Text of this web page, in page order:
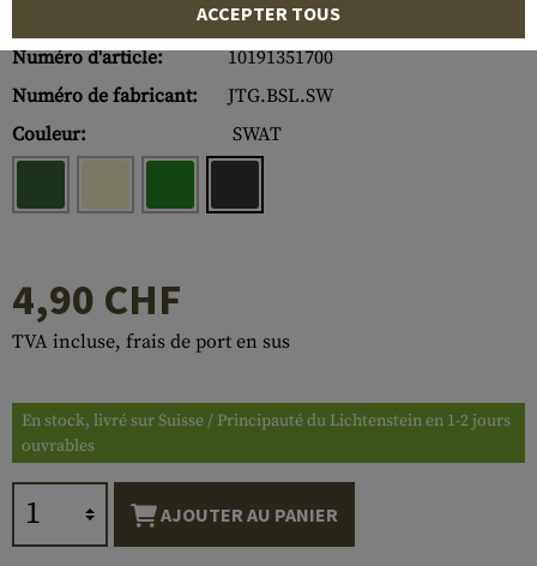
Numéro d'article:
10191351700
Numéro de fabricant:
JTG.BSL.SW
Couleur:
SWAT
4,90 CHF
TVA incluse, frais de port en sus
En stock, livré sur Suisse / Principauté du Lichtenstein en 1-2 jours
ouvrables
AJOUTER AU PANIER
ACCEPTER TOUS